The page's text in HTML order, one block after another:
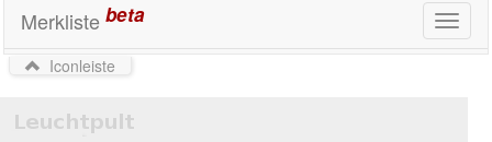
Toggle
Merkliste beta
Iconleiste